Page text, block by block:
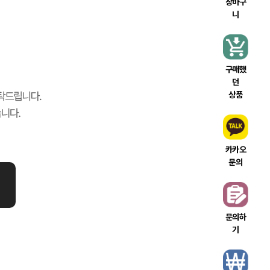
니
구매했
던
상품
카카오
문의
문의하
기